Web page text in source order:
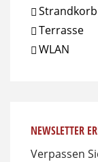
Strandkorb
Terrasse
WLAN
NEWSLETTER
Verpassen